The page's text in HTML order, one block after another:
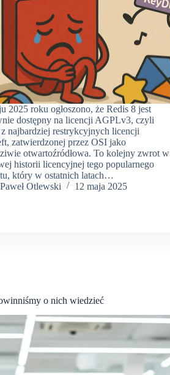
2025 roku ogłoszono, że Redis 8 jest
dostępny na licencji AGPLv3, czyli
najbardziej restrykcyjnych licencji
zatwierdzonej przez OSI jako
otwartoźródłowa. To kolejny zwrot w
historii licencyjnej tego popularnego
który w ostatnich latach…
Paweł Otlewski
12 maja 2025
o nich wiedzieć